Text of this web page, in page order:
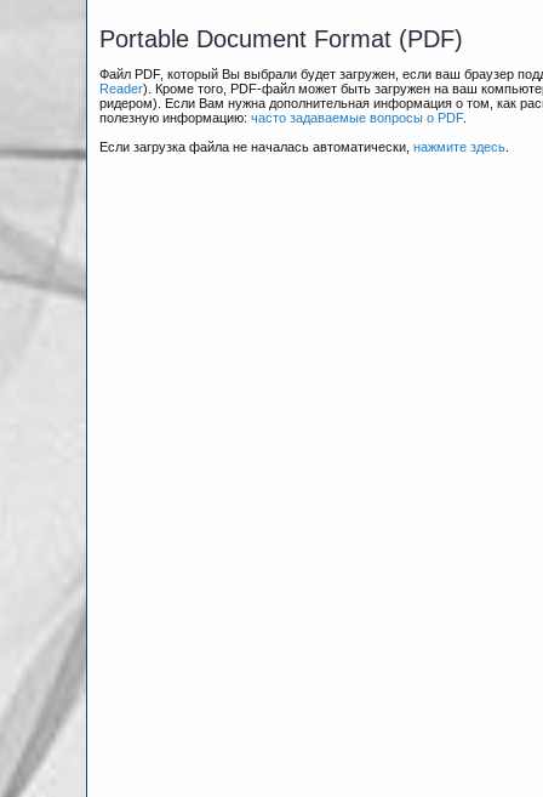
Portable Document Format (PDF)
Файл PDF, который Вы выбрали будет загружен, если ваш браузер
Reader). Кроме того, PDF-файл может быть загружен на ваш
ридером). Если Вам нужна дополнительная информация о том, как
полезную информацию:часто задаваемые вопросы о PDF.
Если загрузка файла не началась автоматически,нажмите здесь